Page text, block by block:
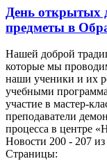
День открытых
предметы в
Нашей доброй
которые мы
наши ученики и их
учебными
участие в мастер-
преподаватели
процесса в центре
Новости 200 - 207 из
Страницы: